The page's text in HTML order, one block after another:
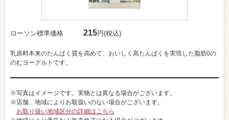
ローソン標準価格 215円(税込)
乳原料本来のたんぱく質を高めて、おいしく高たんぱくを実現した脂肪0の
のむヨーグルトです。
※写真はイメージです。実物とは異なる場合がございます。
※店舗、地域によりお取扱いのない場合がございます。
お取り扱い地域区分の詳細はこちら